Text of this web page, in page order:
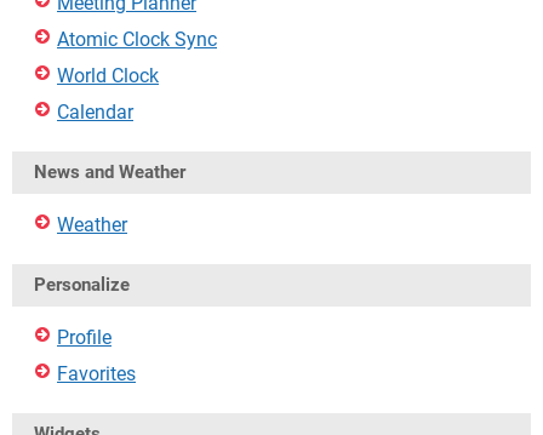
Atomic Clock Sync
World Clock
Calendar
News and Weather
Weather
Personalize
Profile
Favorites